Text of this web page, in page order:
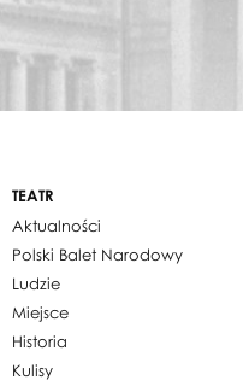
TEATR
Aktualności
Polski Balet Narodowy
Ludzie
Miejsce
Historia
Kulisy